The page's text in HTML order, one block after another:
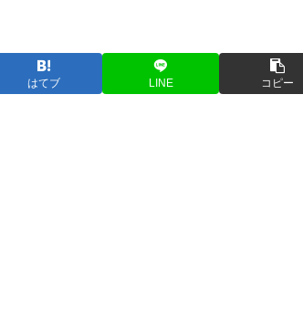
はてブ LINE コピー